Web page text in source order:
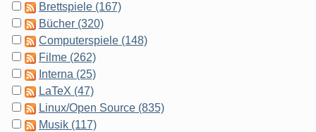
Brettspiele (167)
Bücher (320)
Computerspiele (148)
Filme (262)
Interna (25)
LaTeX (47)
Linux/Open Source (835)
Musik (117)